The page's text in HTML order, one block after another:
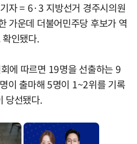
자 = 6·3 지방선거 경주시의원
가운데 더불어민주당 후보가 역
인됐다.
에 따르면 19명을 선출하는 9
이 출마해 5명이 1~2위를 기록
당선됐다.